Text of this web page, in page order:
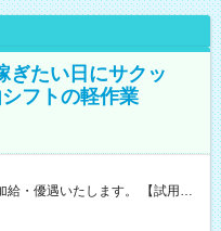
ぎたい日にサクッ
フトの軽作業
遇いたします。 【試用期